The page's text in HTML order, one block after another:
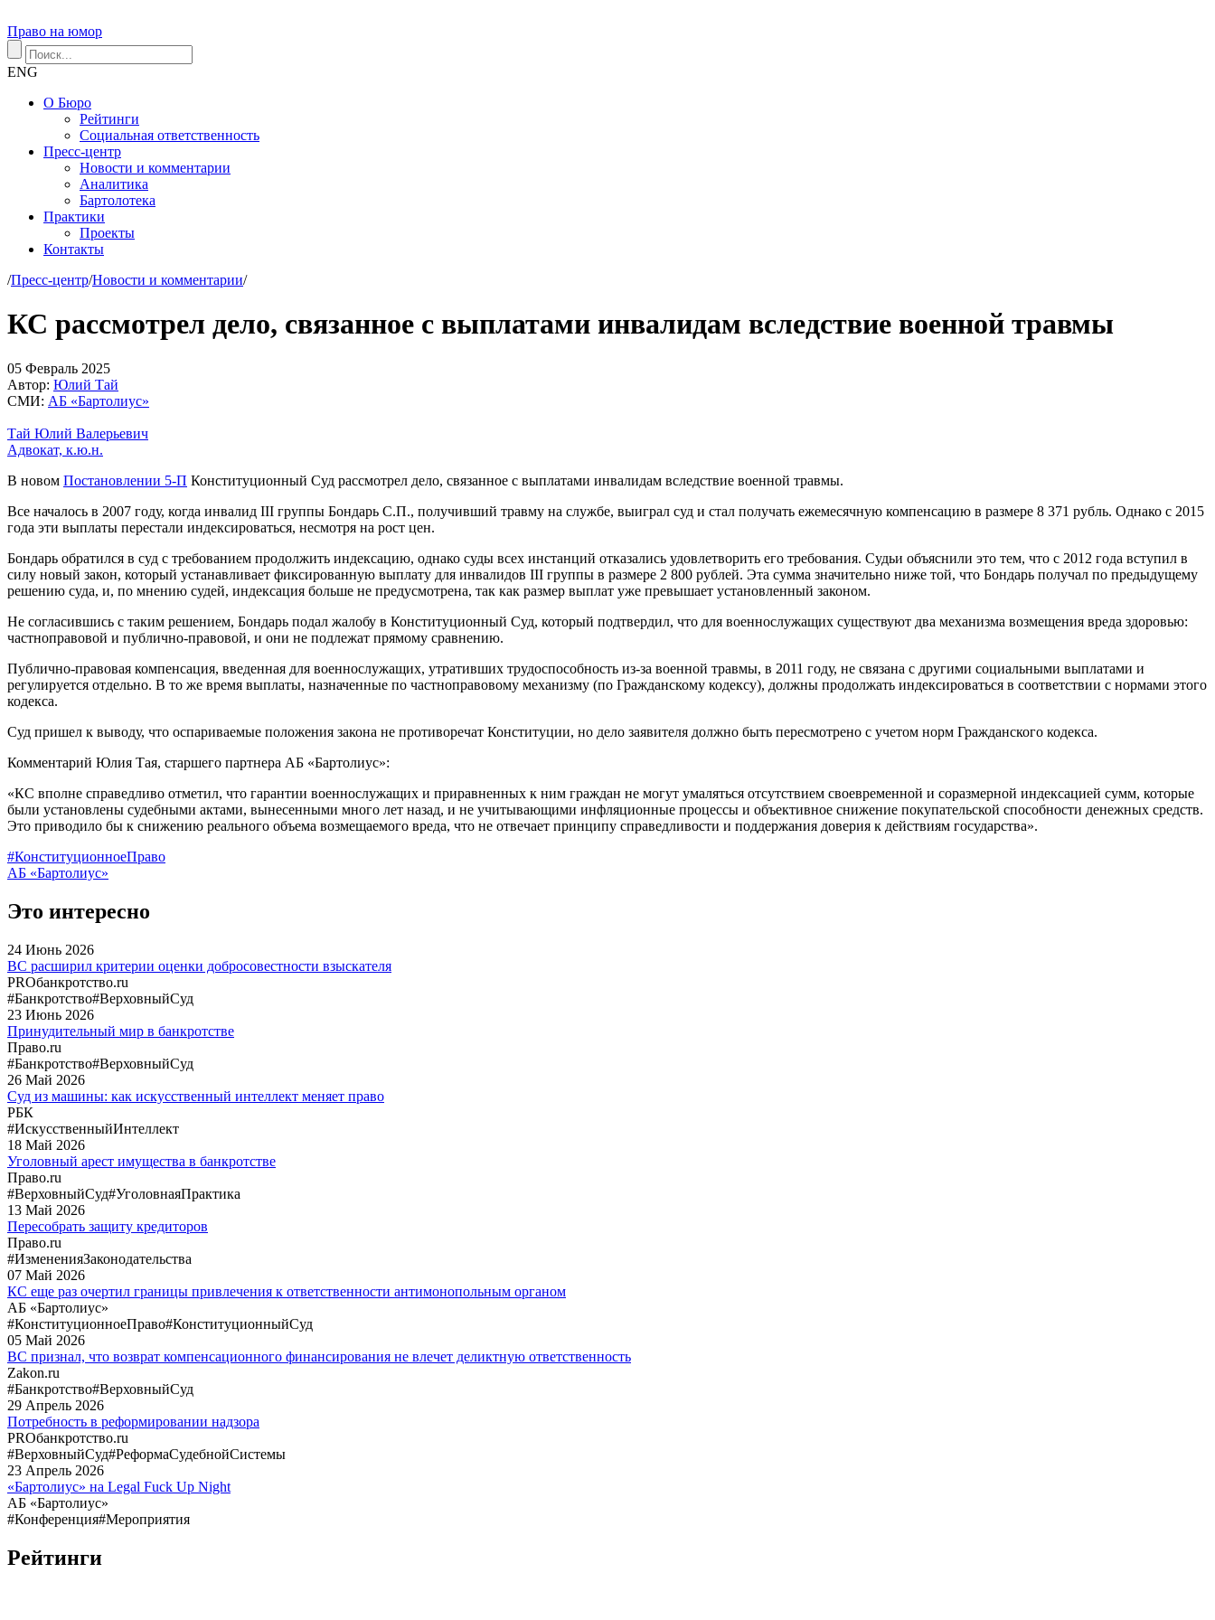
Право на юмор
ENG
О Бюро
Рейтинги
Социальная ответственность
Пресс-центр
Новости и комментарии
Аналитика
Бартолотека
Практики
Проекты
Контакты
/Пресс-центр/Новости и комментарии/
КС рассмотрел дело, связанное с выплатами инвалидам вследствие военной травмы
05 Февраль 2025
Автор: Юлий Тай
СМИ: АБ «Бартолиус»
Тай Юлий Валерьевич
Адвокат, к.ю.н.
В новом Постановлении 5-П Конституционный Суд рассмотрел дело, связанное с выплатами инвалидам вследствие военной травмы.
Все началось в 2007 году, когда инвалид III группы Бондарь С.П., получивший травму на службе, выиграл суд и стал получать ежемесячную компенсацию в размере 8 371 рубль. Однако с 2015
года эти выплаты перестали индексироваться, несмотря на рост цен.
Бондарь обратился в суд с требованием продолжить индексацию, однако суды всех инстанций отказались удовлетворить его требования. Судьи объяснили это тем, что с 2012 года вступил в
силу новый закон, который устанавливает фиксированную выплату для инвалидов III группы в размере 2 800 рублей. Эта сумма значительно ниже той, что Бондарь получал по предыдущему
решению суда, и, по мнению судей, индексация больше не предусмотрена, так как размер выплат уже превышает установленный законом.
Не согласившись с таким решением, Бондарь подал жалобу в Конституционный Суд, который подтвердил, что для военнослужащих существуют два механизма возмещения вреда здоровью:
частноправовой и публично-правовой, и они не подлежат прямому сравнению.
Публично-правовая компенсация, введенная для военнослужащих, утративших трудоспособность из-за военной травмы, в 2011 году, не связана с другими социальными выплатами и
регулируется отдельно. В то же время выплаты, назначенные по частноправовому механизму (по Гражданскому кодексу), должны продолжать индексироваться в соответствии с нормами этого
кодекса.
Суд пришел к выводу, что оспариваемые положения закона не противоречат Конституции, но дело заявителя должно быть пересмотрено с учетом норм Гражданского кодекса.
Комментарий Юлия Тая, старшего партнера АБ «Бартолиус»:
«КС вполне справедливо отметил, что гарантии военнослужащих и приравненных к ним граждан не могут умаляться отсутствием своевременной и соразмерной индексацией сумм, которые
были установлены судебными актами, вынесенными много лет назад, и не учитывающими инфляционные процессы и объективное снижение покупательской способности денежных средств.
Это приводило бы к снижению реального объема возмещаемого вреда, что не отвечает принципу справедливости и поддержания доверия к действиям государства».
#КонституционноеПраво
АБ «Бартолиус»
Это интересно
24 Июнь 2026
ВС расширил критерии оценки добросовестности взыскателя
PROбанкротство.ru
#Банкротство#ВерховныйСуд
23 Июнь 2026
Принудительный мир в банкротстве
Право.ru
#Банкротство#ВерховныйСуд
26 Май 2026
Суд из машины: как искусственный интеллект меняет право
РБК
#ИскусственныйИнтеллект
18 Май 2026
Уголовный арест имущества в банкротстве
Право.ru
#ВерховныйСуд#УголовнаяПрактика
13 Май 2026
Пересобрать защиту кредиторов
Право.ru
#ИзмененияЗаконодательства
07 Май 2026
КС еще раз очертил границы привлечения к ответственности антимонопольным органом
АБ «Бартолиус»
#КонституционноеПраво#КонституционныйСуд
05 Май 2026
ВС признал, что возврат компенсационного финансирования не влечет деликтную ответственность
Zakon.ru
#Банкротство#ВерховныйСуд
29 Апрель 2026
Потребность в реформировании надзора
PROбанкротство.ru
#ВерховныйСуд#РеформаСудебнойСистемы
23 Апрель 2026
«Бартолиус» на Legal Fuck Up Night
АБ «Бартолиус»
#Конференция#Мероприятия
Рейтинги